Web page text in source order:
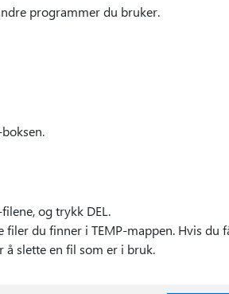
programmer du bruker.
og trykk DEL.
filer du finner i TEMP-mappen. Hvis
slette en fil som er i bruk.